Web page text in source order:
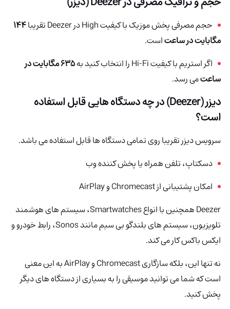
حجم مصرفی پخش موزیک با کیفیت High در Deezer تقریبا
144
مگابایت در ساعتاست.
اگر استریم با کیفیت Hi-Fi را انتخاب کنید به
635 مگابایت در
ساعتمی رسد.
دیزر (Deezer) در چه دستگاه هایی قابل استفاده
است؟
سرویس دیزر تقریبا روی تمامی دستگاه ها قابل استفاده می باشد.
دسکتاپ، تلفن همراه یا پخش کننده وب
امکان پشتیبانی از Chromecast و AirPlay
Deezer همچنین با انواع Smartwatches، سیستم های هوشمند
تلویزیون، سیستم های بلندگو بی سیم مانند Sonos، رابط خودرو و
ایکس باکس کار می کند.
نه تنها این، بلکه سازگاری Chromecast و AirPlay به این معنی
است که شما می توانید موسیقی را به بسیاری از دستگاه های دیگر
پخش کنید.